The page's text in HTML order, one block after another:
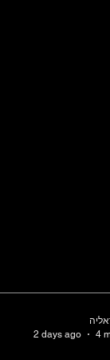
2 days ago
4